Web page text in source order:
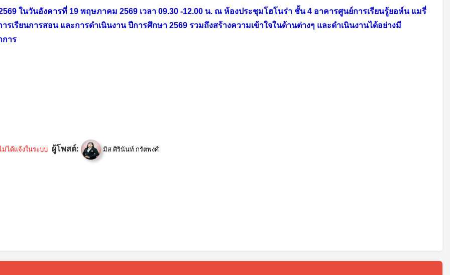
ในวันอังคารที่ 19 พฤษภาคม 2569 เวลา 09.30 -12.00 น. ณ ห้องประชุมโฮโนร่า ชั้น 4 อาคารศูนย์การเรียนรู้ยอห์น แมรี่
เรียนการสอน และการดำเนินงาน ปีการศึกษา 2569 รวมถึงสร้างความเข้าใจในด้านต่างๆ และดำเนินงานได้อย่างมี
การ
ม่ได้แจ้งในระบบ ผู้โพสต์: มิส ศิรินันท์ กรัตพงศ์